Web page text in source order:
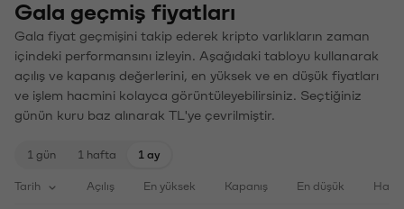
Gala geçmiş fiyatları
Gala fiyat geçmişini takip ederek kripto varlıkların zaman
içindeki performansını izleyin. Aşağıdaki tabloyu kullanarak
açılış ve kapanış değerlerini, en yüksek ve en düşük fiyatları
ve işlem hacmini kolayca görüntüleyebilirsiniz. Seçtiğiniz
günün kuru baz alınarak TL'ye çevrilmiştir.
1 gün 1 hafta 1 ay
Tarih Açılış En yüksek Kapanış En düşük